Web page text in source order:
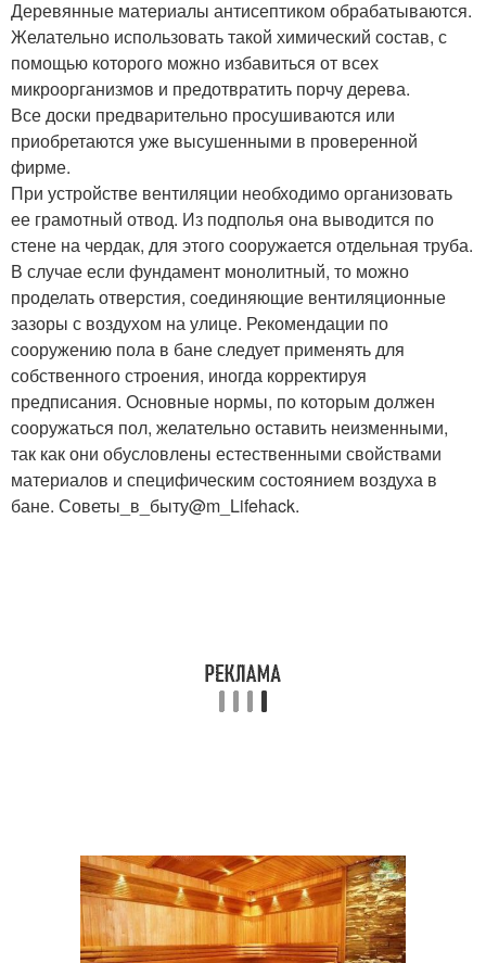
Деревянные материалы антисептиком обрабатываются.
Желательно использовать такой химический состав, с
помощью которого можно избавиться от всех
микроорганизмов и предотвратить порчу дерева.
Все доски предварительно просушиваются или
приобретаются уже высушенными в проверенной
фирме.
При устройстве вентиляции необходимо организовать
ее грамотный отвод. Из подполья она выводится по
стене на чердак, для этого сооружается отдельная труба.
В случае если фундамент монолитный, то можно
проделать отверстия, соединяющие вентиляционные
зазоры с воздухом на улице. Рекомендации по
сооружению пола в бане следует применять для
собственного строения, иногда корректируя
предписания. Основные нормы, по которым должен
сооружаться пол, желательно оставить неизменными,
так как они обусловлены естественными свойствами
материалов и специфическим состоянием воздуха в
бане. Советы_в_быту@m_Lifehack.